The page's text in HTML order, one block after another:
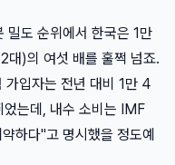
밀도 순위에서 한국은 1만
대)의 여섯 배를 훌쩍 넘죠.
입자는 전년 대비 1만 4
는데, 내수 소비는 IMF
하다"고 명시했을 정도예